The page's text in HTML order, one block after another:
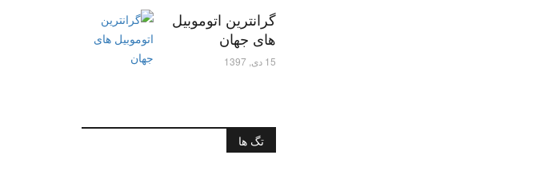
گرانترین اتوموبیل
های جهان
15 دی, 1397
تگ ها